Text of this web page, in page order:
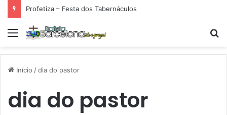
Profetiza – Festa dos Tabernáculos
Menu
Início /dia do pastor
dia do pastor